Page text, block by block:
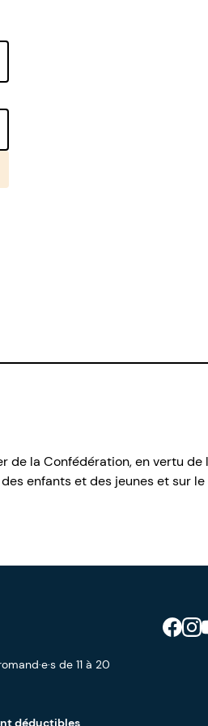
de la Confédération, en vertu de
enfants et des jeunes et sur
de 11 à 20
déductibles